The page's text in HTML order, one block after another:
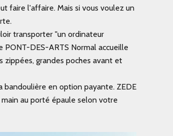
faire l'affaire. Mais si vous voulez un
transporter "un ordinateur
DES-ARTS Normal accueille
zippées, grandes poches avant et
bandoulière en option payante. ZEDE
au porté épaule selon votre